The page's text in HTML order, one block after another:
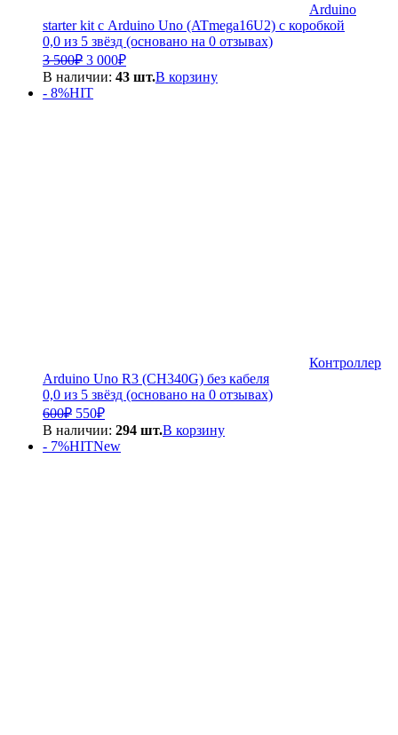
Arduino
starter kit с Arduino Uno (ATmega16U2) с коробкой
0,0 из 5 звёзд (основано на 0 отзывах)
3 500₽ Первоначальная
цена
составляла
3
3 000₽Текущая
цена:
В наличии: 43 шт.В корзину
- 8%HIT
Контроллер
Arduino Uno R3 (CH340G) без кабеля
0,0 из 5 звёзд (основано на 0 отзывах)
600₽ Первоначальная
цена
составляла
550₽Текущая
цена:
550₽.
В наличии: 294 шт.В корзину
- 7%HITNew